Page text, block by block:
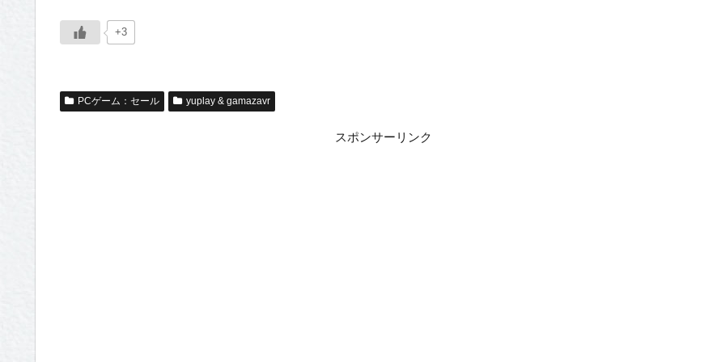
+3
PCゲーム：セール yuplay & gamazavr
スポンサーリンク